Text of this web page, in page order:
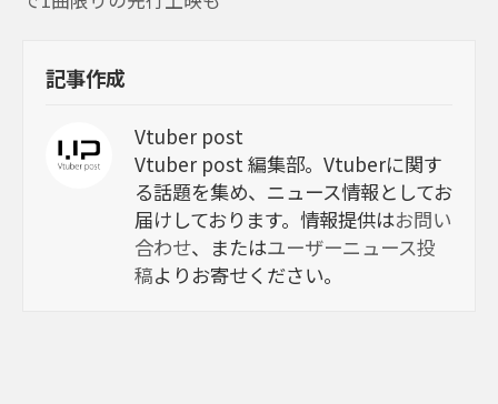
記事作成
Vtuber post
Vtuber post 編集部。Vtuberに関す
る話題を集め、ニュース情報としてお
届けしております。情報提供はお問い
合わせ、またはユーザーニュース投
稿よりお寄せください。